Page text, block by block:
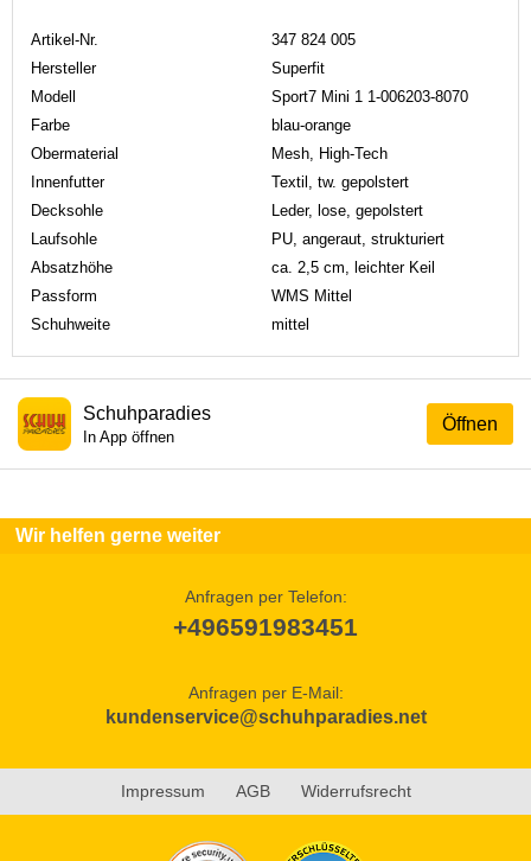
Artikel-Nr.
347 824 005
Hersteller
Superfit
Modell
Sport7 Mini 1 1-006203-8070
Farbe
blau-orange
Obermaterial
Mesh, High-Tech
Innenfutter
Textil, tw. gepolstert
Decksohle
Leder, lose, gepolstert
Laufsohle
PU, angeraut, strukturiert
Absatzhöhe
ca. 2,5 cm, leichter Keil
Passform
WMS Mittel
Schuhweite
mittel
Öffnen
Schuhparadies
In App öffnen
Wir helfen gerne weiter
Anfragen per Telefon:
+496591983451
Anfragen per E-Mail:
kundenservice@schuhparadies.net
Impressum AGB Widerrufsrecht